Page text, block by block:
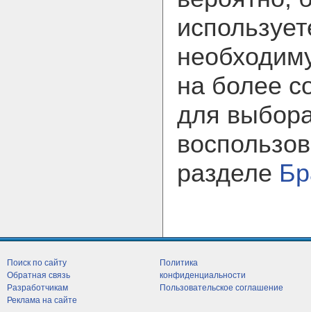
на более
для
разделе
Поиск по сайту
Обратная связь
Разработчикам
Реклама на сайте
Политика
конфиденциальности
Пользовательское соглашение